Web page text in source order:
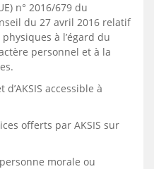
n° 2016/679 du
du 27 avril 2016 relatif
à l’égard du
personnel et à la
accessible à
offerts par AKSIS sur
morale ou